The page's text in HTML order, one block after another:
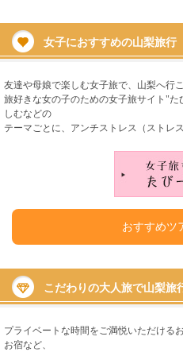
女子におすすめの山梨旅行
友達や母娘で楽しむ女子旅で、山梨へ行こ
旅好きな女の子のための女子旅サイト"
しむなどの
テーマごとに、アンチストレス（ストレ
おすすめツ
こだわりの大人旅で山梨旅
プライベートな時間をご満悦いただける
お宿など、